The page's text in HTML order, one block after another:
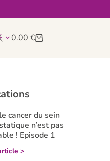
0.00 €
cancer du sein
n’est pas
! Episode 1
>